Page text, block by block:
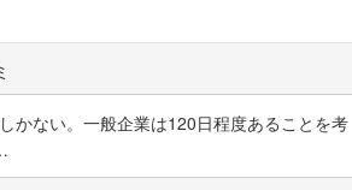
フォローしました
こちらの企業もフォローしませんか？
かない。一般企業は120日程度あることを考